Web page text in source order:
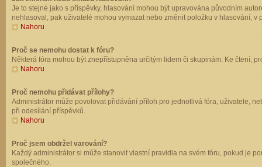
Je to stejné jako s příspěvky, hlasování mohou být upravována původním
nehlasoval, pak uživatelé mohou vymazat nebo změnit položku v hlasování,
Nahoru
Proč se nemohu dostat k fóru?
Některá fóra mohou být znepřístupněna určitým lidem či skupinám. Ke čtení,
Nahoru
Proč nemohu přidávat přílohy?
Administrátor může povolovat přidávání příloh pro jednotlivá fóra, uživatele,
při odesílání příspěvků.
Nahoru
Proč jsem obdržel varování?
Každý administrátor si může stanovit vlastní pravidla na svém fóru, pokud je
společného.